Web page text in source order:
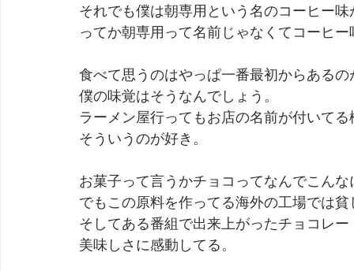
それでも僕は朝専用という名のコーヒー味
ってか朝専用って名前じゃなくてコーヒ
食べて思うのはやっぱ一番最初からある
僕の味覚はそうなんでしょう。
ラーメン屋行ってもお店の名前が付いて
そういうのが好き。
お菓子って言うかチョコってなんでこん
でもこの原料を作ってる海外の工場では
そしてある番組で出来上がったチョコレ
美味しさに感動してる。